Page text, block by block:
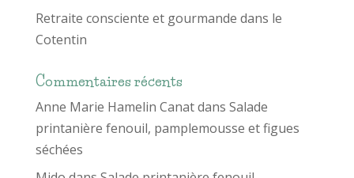
Retraite consciente et gourmande dans le
Cotentin
Commentaires récents
Anne Marie Hamelin Canatdans Salade
printanière fenouil, pamplemousse et figues
séchées